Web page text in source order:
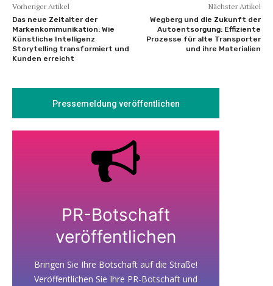
Vorheriger Artikel
Das neue Zeitalter der
Markenkommunikation: Wie
Künstliche Intelligenz
Storytelling transformiert und
Kunden erreicht
Nächster Artikel
Wegberg und die Zukunft der
Autoentsorgung: Effiziente
Prozesse für alte Transporter
und ihre Materialien
Pressemeldung veröffentlichen
PR-Botschaft
veröffentlichen
Bringen Sie Ihre Botschaft auf die Straße!
Veröffentlichen Sie Ihre PR-Botschaft und